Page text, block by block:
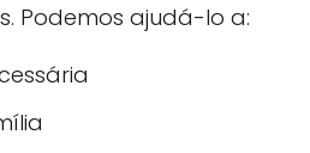
Podemos ajudá-lo a: